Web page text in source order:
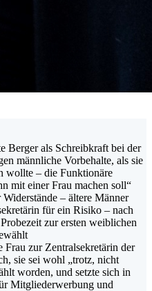
Berger als Schreibkraft bei der
männliche Vorbehalte, als sie
wollte – die Funktionäre
mit einer Frau machen soll“
– ältere Männer
für ein Risiko – nach
zur ersten weiblichen
Frau zur Zentralsekretärin der
sie sei wohl „trotz, nicht
worden, und setzte sich in
Mitgliederwerbung und